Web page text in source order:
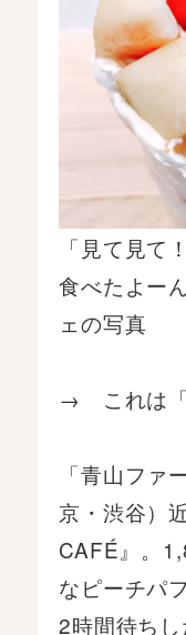
「見て見て
食べたよー
ェの写真
→ これは「
「青山ファ
京・渋谷）
CAFÉ』。
なピーチパ
2時間待ちし